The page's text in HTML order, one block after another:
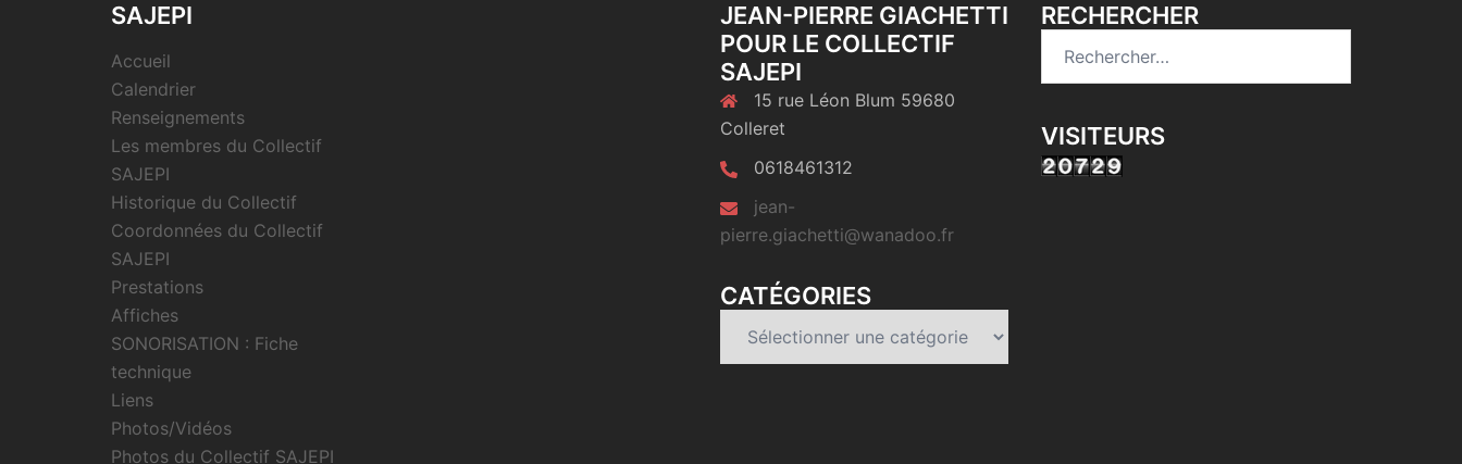
SAJEPI
Accueil
Calendrier
Renseignements
Les membres du Collectif
SAJEPI
Historique du Collectif
Coordonnées du Collectif
SAJEPI
Prestations
Affiches
SONORISATION : Fiche
technique
Liens
Photos/Vidéos
Photos du Collectif SAJEPI
JEAN-PIERRE GIACHETTI
POUR LE COLLECTIF
SAJEPI
15 rue Léon Blum 59680
Colleret
0618461312
jean-
pierre.giachetti@wanadoo.fr
CATÉGORIES
RECHERCHER
VISITEURS